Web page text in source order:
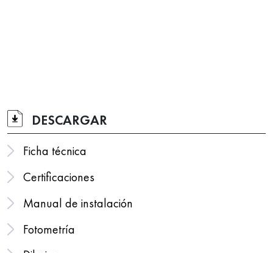
DESCARGAR
Ficha técnica
Certificaciones
Manual de instalación
Fotometría